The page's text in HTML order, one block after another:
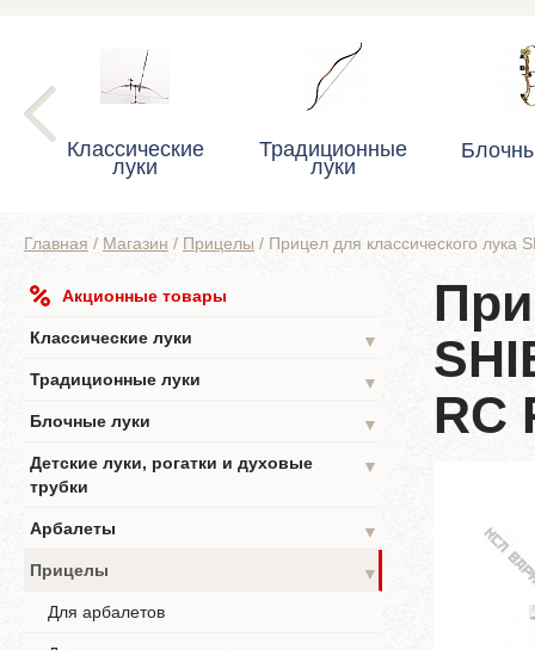
Классические
луки
Традиционные
луки
Главная / Магазин / Прицелы / Прицел для классического лука
Акционные товары
Классические луки
▼
Традиционные луки
▼
Блочные луки
▼
Детские луки, рогатки и духовые
трубки
▼
Арбалеты
▼
Прицелы
▼
Для арбалетов
RC